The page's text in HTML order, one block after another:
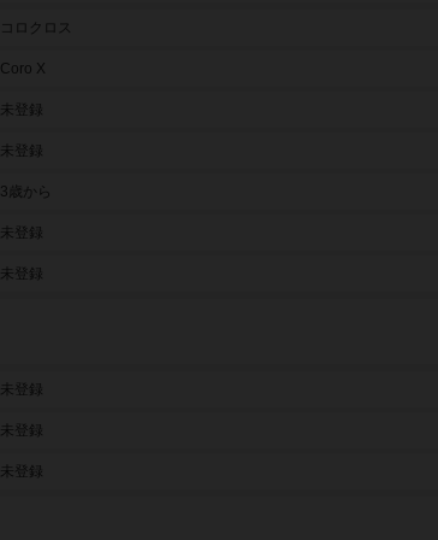
コロクロス
Coro X
未登録
未登録
3歳から
未登録
未登録
未登録
未登録
未登録